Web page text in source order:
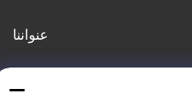
عنواننا
1107 مبنى النصر 6، شارع يونغتاى، منطقة بينجتشينغ، داتونغ،